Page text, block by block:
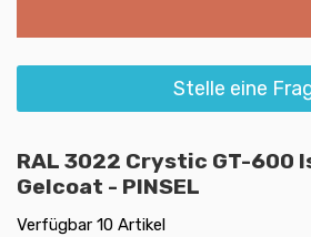
Stelle eine
RAL 3022 Crystic GT-600
Gelcoat - PINSEL
Verfügbar 10 Artikel